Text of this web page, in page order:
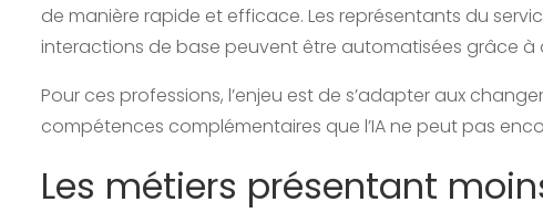
de manière rapide et efficace. Les représentants du
interactions de base peuvent être automatisées grâce à
Pour ces professions, l’enjeu est de s’adapter aux
compétences complémentaires que l’IA ne peut pas
Les métiers présentant